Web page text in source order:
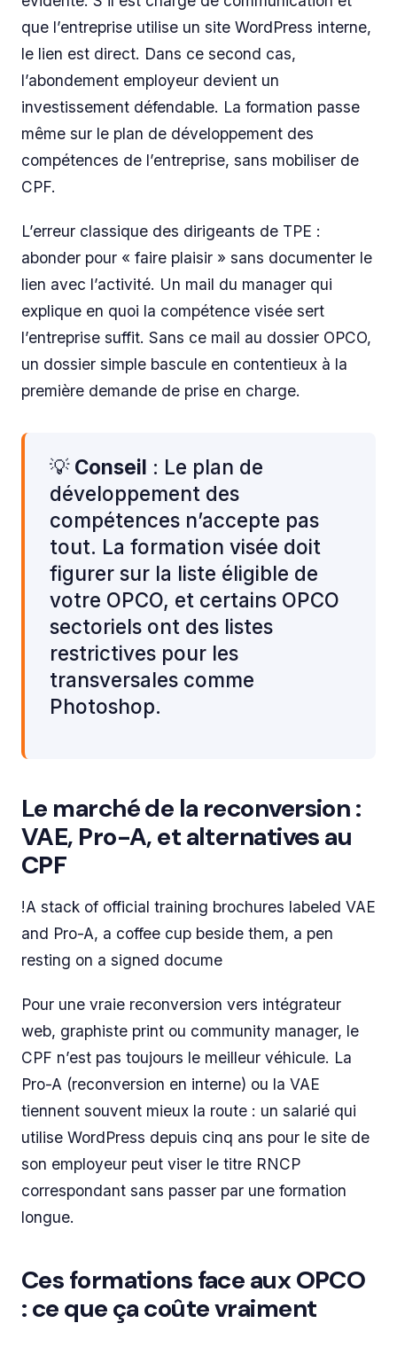
que l’entreprise utilise un site WordPress interne,
le lien est direct. Dans ce second cas,
l’abondement employeur devient un
investissement défendable. La formation passe
même sur le plan de développement des
compétences de l’entreprise, sans mobiliser de
CPF.
L’erreur classique des dirigeants de TPE :
abonder pour « faire plaisir » sans documenter le
lien avec l’activité. Un mail du manager qui
explique en quoi la compétence visée sert
l’entreprise suffit. Sans ce mail au dossier OPCO,
un dossier simple bascule en contentieux à la
première demande de prise en charge.
💡 Conseil : Le plan de
développement des
compétences n’accepte pas
tout. La formation visée doit
figurer sur la liste éligible de
votre OPCO, et certains OPCO
sectoriels ont des listes
restrictives pour les
transversales comme
Photoshop.
Le marché de la reconversion :
VAE, Pro-A, et alternatives au
CPF
!A stack of official training brochures labeled VAE
and Pro-A, a coffee cup beside them, a pen
resting on a signed docume
Pour une vraie reconversion vers intégrateur
web, graphiste print ou community manager, le
CPF n’est pas toujours le meilleur véhicule. La
Pro-A (reconversion en interne) ou la VAE
tiennent souvent mieux la route : un salarié qui
utilise WordPress depuis cinq ans pour le site de
son employeur peut viser le titre RNCP
correspondant sans passer par une formation
longue.
Ces formations face aux OPCO
: ce que ça coûte vraiment